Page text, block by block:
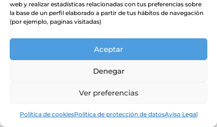
web y realizar estadísticas relacionadas con tus preferencias sobre
la base de un perfil elaborado a partir de tus hábitos de navegación
(por ejemplo, paginas visitadas)
Aceptar
Denegar
Ver preferencias
Política de cookiesPolítica de protección de datosAviso Legal